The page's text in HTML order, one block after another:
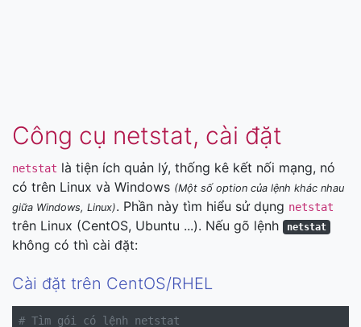
Công cụ netstat, cài đặt
netstat là tiện ích quản lý, thống kê kết nối mạng, nó
có trên Linux và Windows (Một số option của lệnh khác nhau
giữa Windows, Linux). Phần này tìm hiểu sử dụng netstat
trên Linux (CentOS, Ubuntu ...). Nếu gõ lệnh netstat
không có thì cài đặt:
Cài đặt trên CentOS/RHEL
# Tìm gói có lệnh netstat